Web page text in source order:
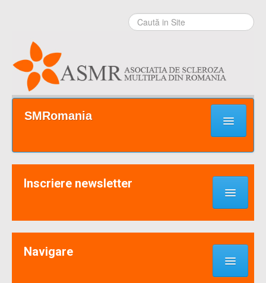
Sari la
navigare
Secţiuni
SMRomania
Noutati & Cercetari
Inscriere newsletter
Navigare